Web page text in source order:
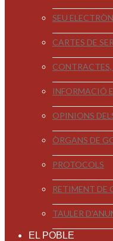
SEU
CARTES DE
INFORMACIÓ
OPINIONS
ÒRGANS DE
PROTOCOLS
RETIMENT DE
TAULER
EL POBLE